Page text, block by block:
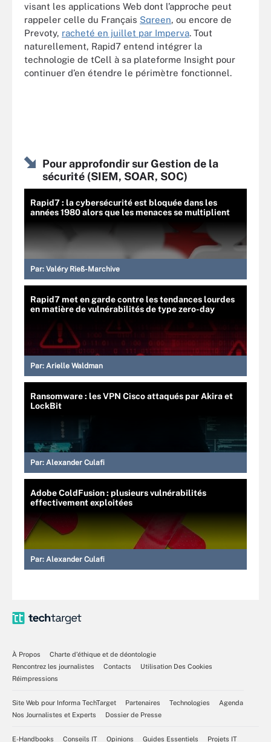
visant les applications Web dont l’approche peut
rappeler celle du Français Sqreen, ou encore de
Prevoty, racheté en juillet par Imperva. Tout
naturellement, Rapid7 entend intégrer la
technologie de tCell à sa plateforme Insight pour
continuer d’en étendre le périmètre fonctionnel.
Pour approfondir sur Gestion de la
sécurité (SIEM, SOAR, SOC)
Rapid7 : la cybersécurité est bloquée dans les
années 1980 alors que les menaces se multiplient
Par: Valéry Rieß-Marchive
Rapid7 met en garde contre les tendances lourdes
en matière de vulnérabilités de type zero-day
Par: Arielle Waldman
Ransomware : les VPN Cisco attaqués par Akira et
LockBit
Par: Alexander Culafi
Adobe ColdFusion : plusieurs vulnérabilités
effectivement exploitées
Par: Alexander Culafi
À Propos
Charte d’éthique et de déontologie
Rencontrez les journalistes
Contacts
Utilisation Des Cookies
Réimpressions
Site Web pour Informa TechTarget Partenaires Technologies
Agenda
Nos Journalistes et Experts
Dossier de Presse
E-Handbooks Conseils IT Opinions Guides Essentiels Projets IT